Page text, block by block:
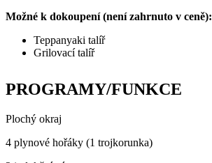
Možné k dokoupení (není zahrnuto v ceně):
Teppanyaki talíř
Grilovací talíř
PROGRAMY/FUNKCE
Plochý okraj
4 plynové hořáky (1 trojkorunka)